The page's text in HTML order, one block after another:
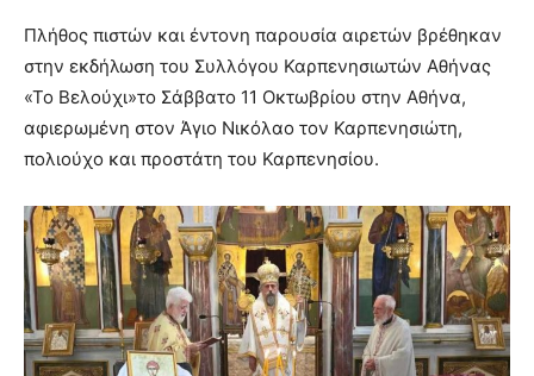
Πλήθος πιστών και έντονη παρουσία αιρετών βρέθηκαν
στην εκδήλωση του Συλλόγου Καρπενησιωτών Αθήνας
«Το Βελούχι»το Σάββατο 11 Οκτωβρίου στην Αθήνα,
αφιερωμένη στον Άγιο Νικόλαο τον Καρπενησιώτη,
πολιούχο και προστάτη του Καρπενησίου.